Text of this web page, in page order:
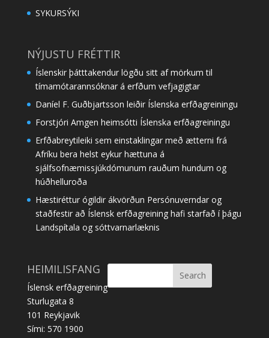
SYKURSÝKI
NÝJUSTU FRÉTTIR
Íslenskir þátttakendur lögðu sitt af mörkum til
tímamótarannsóknar á erfðum vefjagigtar
Daníel F. Guðbjartsson leiðir Íslenska erfðagreiningu
Forstjóri Amgen heimsótti Íslenska erfðagreiningu
Erfðabreytileiki sem einstaklingar með ætterni frá
Afríku bera helst eykur hættuna á
sjálfsofnæmissjúkdómunum rauðum hundum og
húðhelluroða
Hæstiréttur ógildir ákvörðun Persónuverndar og
staðfestir að Íslensk erfðagreining hafi starfað í þágu
Landspítala og sóttvarnarlæknis
HEIMILISFANG
Íslensk erfðagreining
Sturlugata 8
101 Reykjavik
Sími: 570 1900